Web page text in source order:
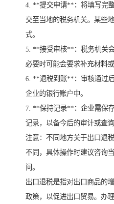
4. **提交申请**：将填写完
交至当地的税务机关。某些
式。
5. **接受审核**：税务机关
必要时可能会要求补充材料
6. **退税到账**：审核通过
企业的银行账户中。
7. **保持记录**：企业需保
记录，以备今后的审计或查询
注意：不同地方关于出口退
不同，具体操作时建议咨询
问。
出口退税是指对出口商品的
政策，以促进出口贸易。办